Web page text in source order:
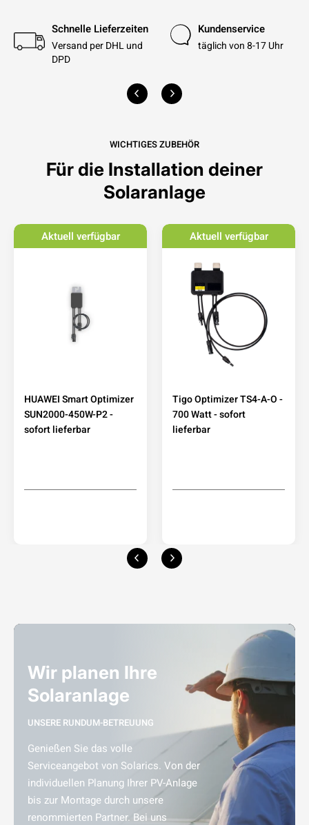
Schnelle Lieferzeiten
Versand per DHL und
DPD
Kundenservice
täglich von 8-17 Uhr
WICHTIGES ZUBEHÖR
Für die Installation deiner
Solaranlage
Aktuell verfügbar
HUAWEI Smart Optimizer
SUN2000-450W-P2 -
sofort lieferbar
Aktuell verfügbar
Tigo Optimizer TS4-A-O -
700 Watt - sofort
lieferbar
Wir planen Ihre
Solaranlage
UNSERE RUNDUM-BETREUUNG
Genießen Sie das volle
Serviceangebot von Solarics. Von der
individuellen Planung Ihrer PV-Anlage
bis zur Montage durch unsere
renommierten Partner. Bei uns